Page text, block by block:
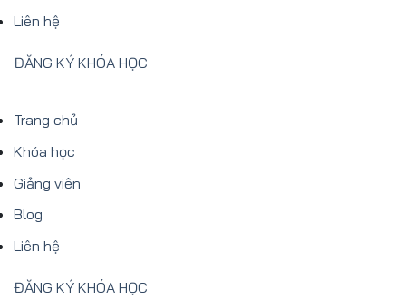
Liên hệ
ĐĂNG KÝ KHÓA HỌC
Trang chủ
Khóa học
Giảng viên
Blog
Liên hệ
ĐĂNG KÝ KHÓA HỌC